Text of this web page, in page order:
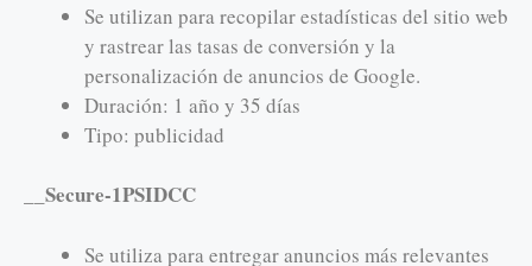
Se utilizan para recopilar estadísticas del sitio web
y rastrear las tasas de conversión y la
personalización de anuncios de Google.
Duración: 1 año y 35 días
Tipo: publicidad
__Secure-1PSIDCC
Se utiliza para entregar anuncios más relevantes